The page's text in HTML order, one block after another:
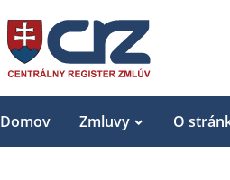
Domov Zmluvy O